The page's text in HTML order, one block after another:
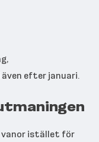
efter januari.
vanor istället för